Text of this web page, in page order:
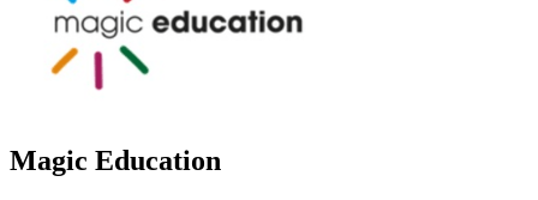
Magic Education